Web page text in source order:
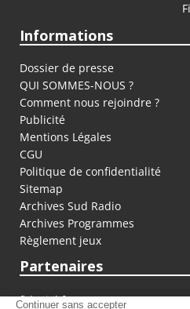
Informations
Dossier de presse
QUI SOMMES-NOUS ?
Comment nous rejoindre ?
Publicité
Mentions Légales
CGU
Politique de confidentialité
Sitemap
Archives Sud Radio
Archives Programmes
Règlement jeux
Partenaires
fiducial.fr